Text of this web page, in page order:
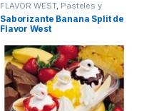
FLAVOR WEST, Pasteles y
Postres Sabor a Pasteles y
postres,Saborizantes
Saborizante Banana Split de
Flavor West